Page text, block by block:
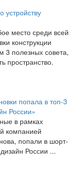
устройству
место среди всей
конструкции
3 полезных совета,
пространство.
попала в топ-3
России»
в рамках
компанией
попали в шорт-
России ...